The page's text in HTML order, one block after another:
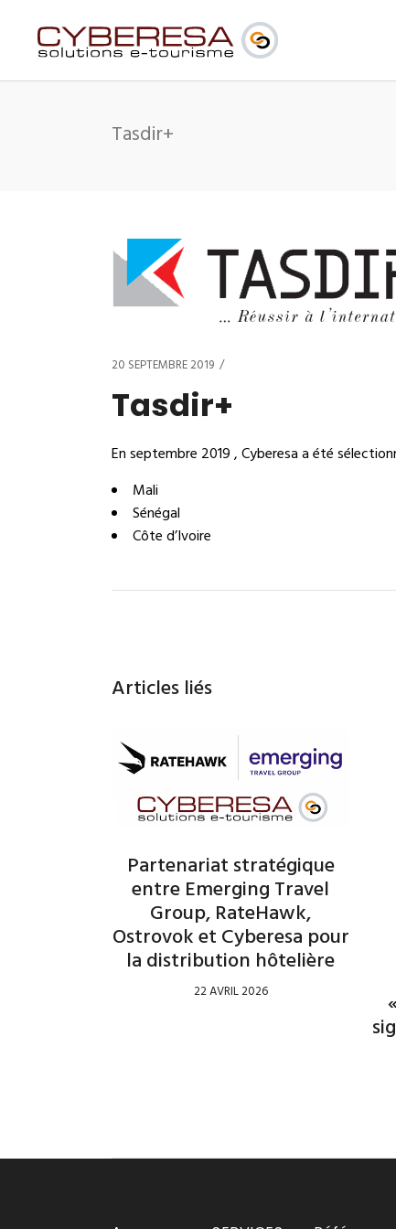
Tasdir+
20 SEPTEMBRE 2019
Tasdir+
En septembre 2019 , Cyberesa a été
Mali
Sénégal
Côte d’Ivoire
Articles liés
Partenariat stratégique
entre Emerging Travel
Group, RateHawk,
Ostrovok et Cyberesa pour
la distribution hôtelière
22 AVRIL 2026